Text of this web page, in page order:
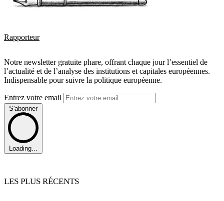
Rapporteur
Notre newsletter gratuite phare, offrant chaque jour l’essentiel de
l’actualité et de l’analyse des institutions et capitales européennes.
Indispensable pour suivre la politique européenne.
Entrez votre email
S'abonner
Loading...
LES PLUS RÉCENTS